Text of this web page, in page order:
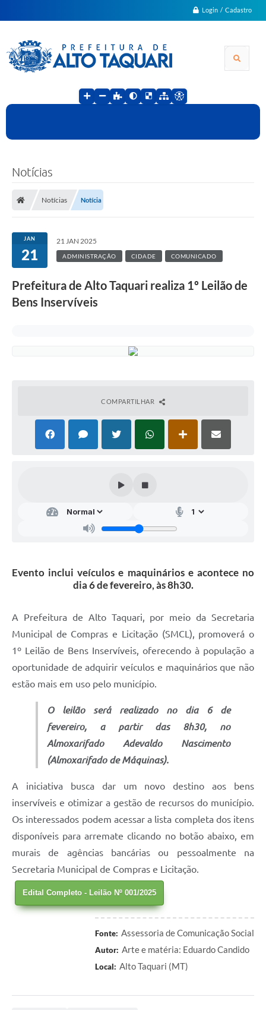
Login / Cadastro
Notícias
Notícias Notícia
JAN
21
21 JAN 2025
ADMINISTRAÇÃO CIDADE COMUNICADO
Prefeitura de Alto Taquari realiza 1º Leilão de
Bens Inservíveis
COMPARTILHAR
Evento inclui veículos e maquinários e acontece no
dia 6 de fevereiro, às 8h30.
A Prefeitura de Alto Taquari, por meio da Secretaria
Municipal de Compras e Licitação (SMCL), promoverá o
1º Leilão de Bens Inservíveis, oferecendo à população a
oportunidade de adquirir veículos e maquinários que não
estão mais em uso pelo município.
O leilão será realizado no dia 6 de
fevereiro, a partir das 8h30, no
Almoxarifado Adevaldo Nascimento
(Almoxarifado de Máquinas).
A iniciativa busca dar um novo destino aos bens
inservíveis e otimizar a gestão de recursos do município.
Os interessados podem acessar a lista completa dos itens
disponíveis para arremate clicando no botão abaixo, em
murais de agências bancárias ou pessoalmente na
Secretaria Municipal de Compras e Licitação.
Edital Completo - Leilão Nº 001/2025
Fonte: Assessoria de Comunicação Social
Autor: Arte e matéria: Eduardo Candido
Local: Alto Taquari (MT)